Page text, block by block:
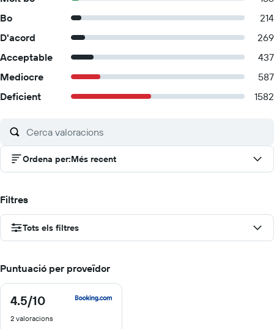
Bo
214
D'acord
269
Acceptable
437
Mediocre
587
Deficient
1582
Ordena per:Més recent
Filtres
Tots els filtres
Puntuació per proveïdor
4.5/10
4.5
10
2 valoracions